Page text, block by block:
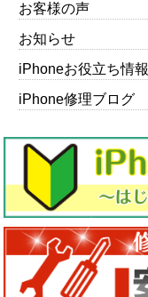
お客様の声
お知らせ
iPhoneお役立ち情報
iPhone修理ブログ